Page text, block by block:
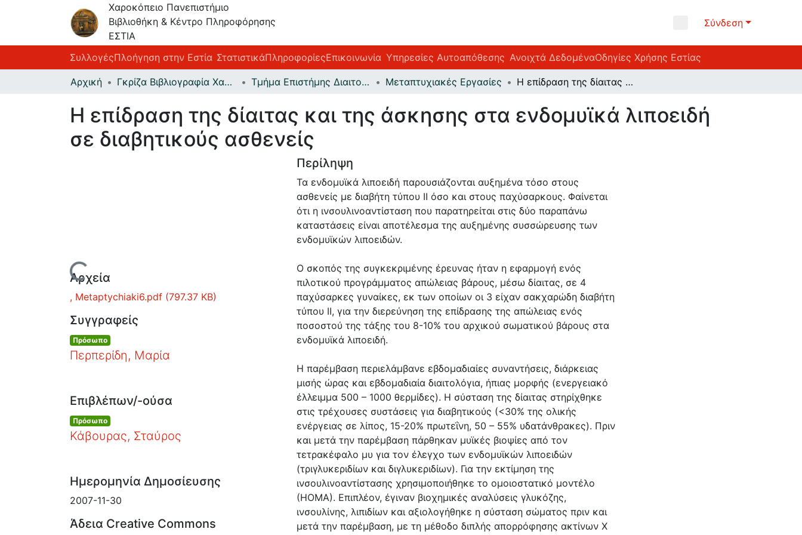
Χαροκόπειο Πανεπιστήμιο
Βιβλιοθήκη & Κέντρο Πληροφόρησης
ΕΣΤΙΑ
Σύνδεση
ΣυλλογέςΠλοήγηση στην Εστία ΣτατιστικάΠληροφορίεςΕπικοινωνία Υπηρεσίες Αυτοαπόθεσης Ανοιχτά ΔεδομέναΟδηγίες Χρήσης Εστίας
Αρχική Γκρίζα Βιβλιογραφία Χαροκοπείου Πανεπιστημίου Τμήμα Επιστήμης Διαιτολογίας-Διατροφής Μεταπτυχιακές Εργασίες Η επίδραση της δίαιτας και της άσκησης στα ενδομυϊκά λιποειδή σε διαβητικούς ασθενείς
Η επίδραση της δίαιτας και της άσκησης στα ενδομυϊκά λιποειδή
σε διαβητικούς ασθενείς
Φόρτωση...
Αρχεία
, Metaptychiaki6.pdf (797.37 KB)
Συγγραφείς
Πρόσωπο
Περπερίδη, Μαρία
Επιβλέπων/-ούσα
Πρόσωπο
Κάβουρας, Σταύρος
Ημερομηνία Δημοσίευσης
2007-11-30
Άδεια Creative Commons
Περίληψη
Τα ενδομυϊκά λιποειδή παρουσιάζονται αυξημένα τόσο στους
ασθενείς με διαβήτη τύπου ΙΙ όσο και στους παχύσαρκους. Φαίνεται
ότι η ινσουλινοαντίσταση που παρατηρείται στις δύο παραπάνω
καταστάσεις είναι αποτέλεσμα της αυξημένης συσσώρευσης των
ενδομυϊκών λιποειδών.
Ο σκοπός της συγκεκριμένης έρευνας ήταν η εφαρμογή ενός
πιλοτικού προγράμματος απώλειας βάρους, μέσω δίαιτας, σε 4
παχύσαρκες γυναίκες, εκ των οποίων οι 3 είχαν σακχαρώδη διαβήτη
τύπου ΙΙ, για την διερεύνηση της επίδρασης της απώλειας ενός
ποσοστού της τάξης του 8-10% του αρχικού σωματικού βάρους στα
ενδομυϊκά λιποειδή.
Η παρέμβαση περιελάμβανε εβδομαδιαίες συναντήσεις, διάρκειας
μισής ώρας και εβδομαδιαία διαιτολόγια, ήπιας μορφής (ενεργειακό
έλλειμμα 500 – 1000 θερμίδες). Η σύσταση της δίαιτας στηρίχθηκε
στις τρέχουσες συστάσεις για διαβητικούς (<30% της ολικής
ενέργειας σε λίπος, 15-20% πρωτεΐνη, 50 – 55% υδατάνθρακες). Πριν
και μετά την παρέμβαση πάρθηκαν μυϊκές βιοψίες από τον
τετρακέφαλο μυ για τον έλεγχο των ενδομυϊκών λιποειδών
(τριγλυκεριδίων και διγλυκεριδίων). Για την εκτίμηση της
ινσουλινοαντίστασης χρησιμοποιήθηκε το ομοιοστατικό μοντέλο
(ΗΟΜΑ). Επιπλέον, έγιναν βιοχημικές αναλύσεις γλυκόζης,
ινσουλίνης, λιπιδίων και αξιολογήθηκε η σύσταση σώματος πριν και
μετά την παρέμβαση, με τη μέθοδο διπλής απορρόφησης ακτίνων Χ